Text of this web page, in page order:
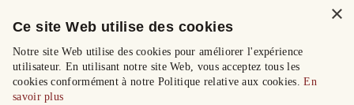
×
Ce site Web utilise des cookies
Notre site Web utilise des cookies pour améliorer l'expérience
utilisateur. En utilisant notre site Web, vous acceptez tous les
cookies conformément à notre Politique relative aux cookies.En
savoir plus